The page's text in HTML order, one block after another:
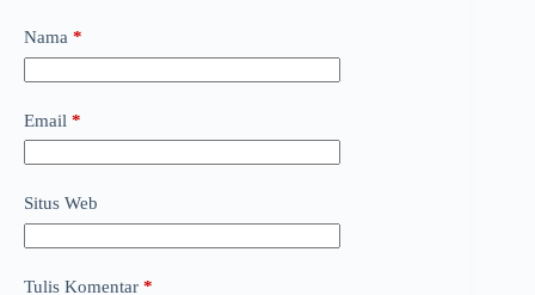
Nama *
Email *
Situs Web
Tulis Komentar *